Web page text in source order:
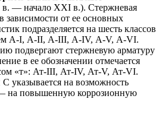
— начало XXI в.). Стержневая
зависимости от ее основных
подразделяется на шесть классов
А-I, А-II, А-III, А-IV, А-V, А-VI.
подвергают стержневую арматуру
в ее обозначении отмечается
«т»: Ат-III, Ат-IV, Ат-V, Ат-VI.
указывается на возможность
на повышенную коррозионную